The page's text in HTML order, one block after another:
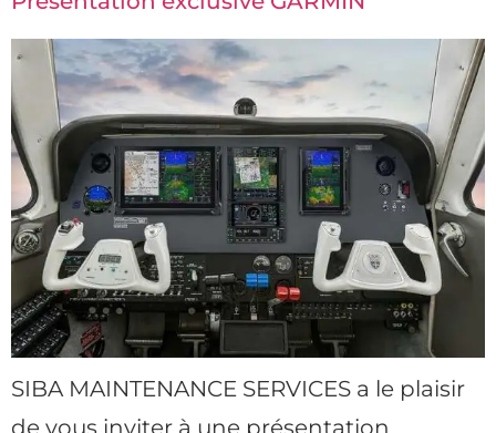
SIBA MAINTENANCE SERVICES a le plaisir